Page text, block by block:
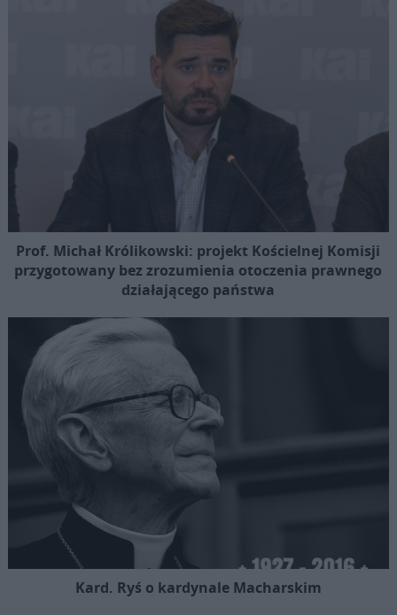
Prof. Michał Królikowski: projekt Kościelnej Komisji
przygotowany bez zrozumienia otoczenia prawnego
działającego państwa
Kard. Ryś o kardynale Macharskim